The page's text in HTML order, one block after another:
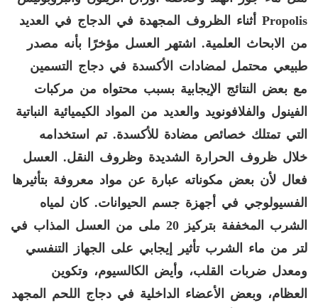
Propolis أثناء الظروف المجهدة في الدجاج في العديد
من الابحاث العلمية. اشتهر العسل مؤخرًا بأنه مصدر
طبيعي محتمل لمضادات الأكسدة في دجاج التسمين
مع بعض النتائج الإيجابية بسبب محتواه من مركبات
الفينول والفلافونويد والعديد من المواد الكيميائية النباتية
التي تمتلك خصائص مضادة للأكسدة. تم استخدامه
خلال ظروف الحرارة الشديدة وظروف النقل. العسل
فعال لأن بعض مكوناته عبارة عن مواد معروفة بتأثيرها
الفسيولوجي في أجهزة جسم الحيوانات. كان لمياه
الشرب المخففة بتركيز 20 ملى من العسل المذاب في
لتر من ماء الشرب تأثير إيجابي على الجهاز التنفسي
ومعدل ضربات القلب، وأيض الكالسيوم، وتكوين
العظام، وبعض الأعضاء الداخلية في دجاج اللحم المجهد